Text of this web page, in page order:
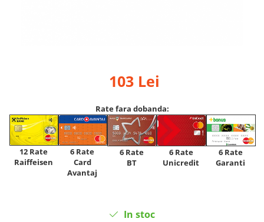
103 Lei
Rate fara dobanda:
12 Rate
Raiffeisen
6 Rate
Card
Avantaj
6 Rate
BT
6 Rate
Unicredit
6 Rate
Garanti
In stoc